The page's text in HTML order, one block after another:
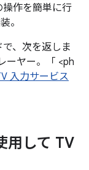
作を簡単に行
。
で、次を返しま
ーヤー。「 <ph
入力サービス
用して TV